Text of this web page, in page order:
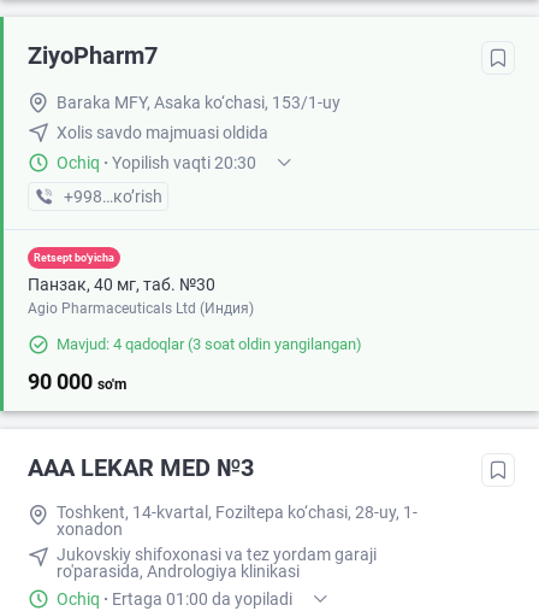
ZiyoPharm7
Baraka MFY, Asaka ko‘chasi, 153/1-uy
Xolis savdo majmuasi oldida
Ochiq · Yopilish vaqti 20:30
+998 (91) XXX-XX-XX
кo’rish
Retsept bo'yicha
Панзак, 40 мг, таб. №30
Agio Pharmaceuticals Ltd (Индия)
Mavjud: 4 qadoqlar(3 soat oldin yangilangan)
90 000 so'm
AAA LEKAR MED №3
Toshkent, 14-kvartal, Foziltepa ko‘chasi, 28-uy, 1-
xonadon
Jukovskiy shifoxonasi va tez yordam garaji
ro'parasida, Andrologiya klinikasi
Ochiq · Ertaga 01:00 da yopiladi